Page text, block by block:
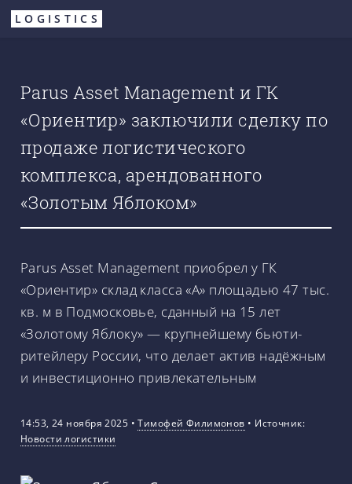
Перейти
LOGISTICS
Parus Asset Management и ГК
«Ориентир» заключили сделку по
продаже логистического
комплекса, арендованного
«Золотым Яблоком»
Parus Asset Management приобрел у ГК
«Ориентир» склад класса «А» площадью 47 тыс.
кв. м в Подмосковье, сданный на 15 лет
«Золотому Яблоку» — крупнейшему бьюти-
ритейлеру России, что делает актив надёжным
и инвестиционно привлекательным
14:53, 24 ноября 2025 •Тимофей Филимонов • Источник:
Новости логистики